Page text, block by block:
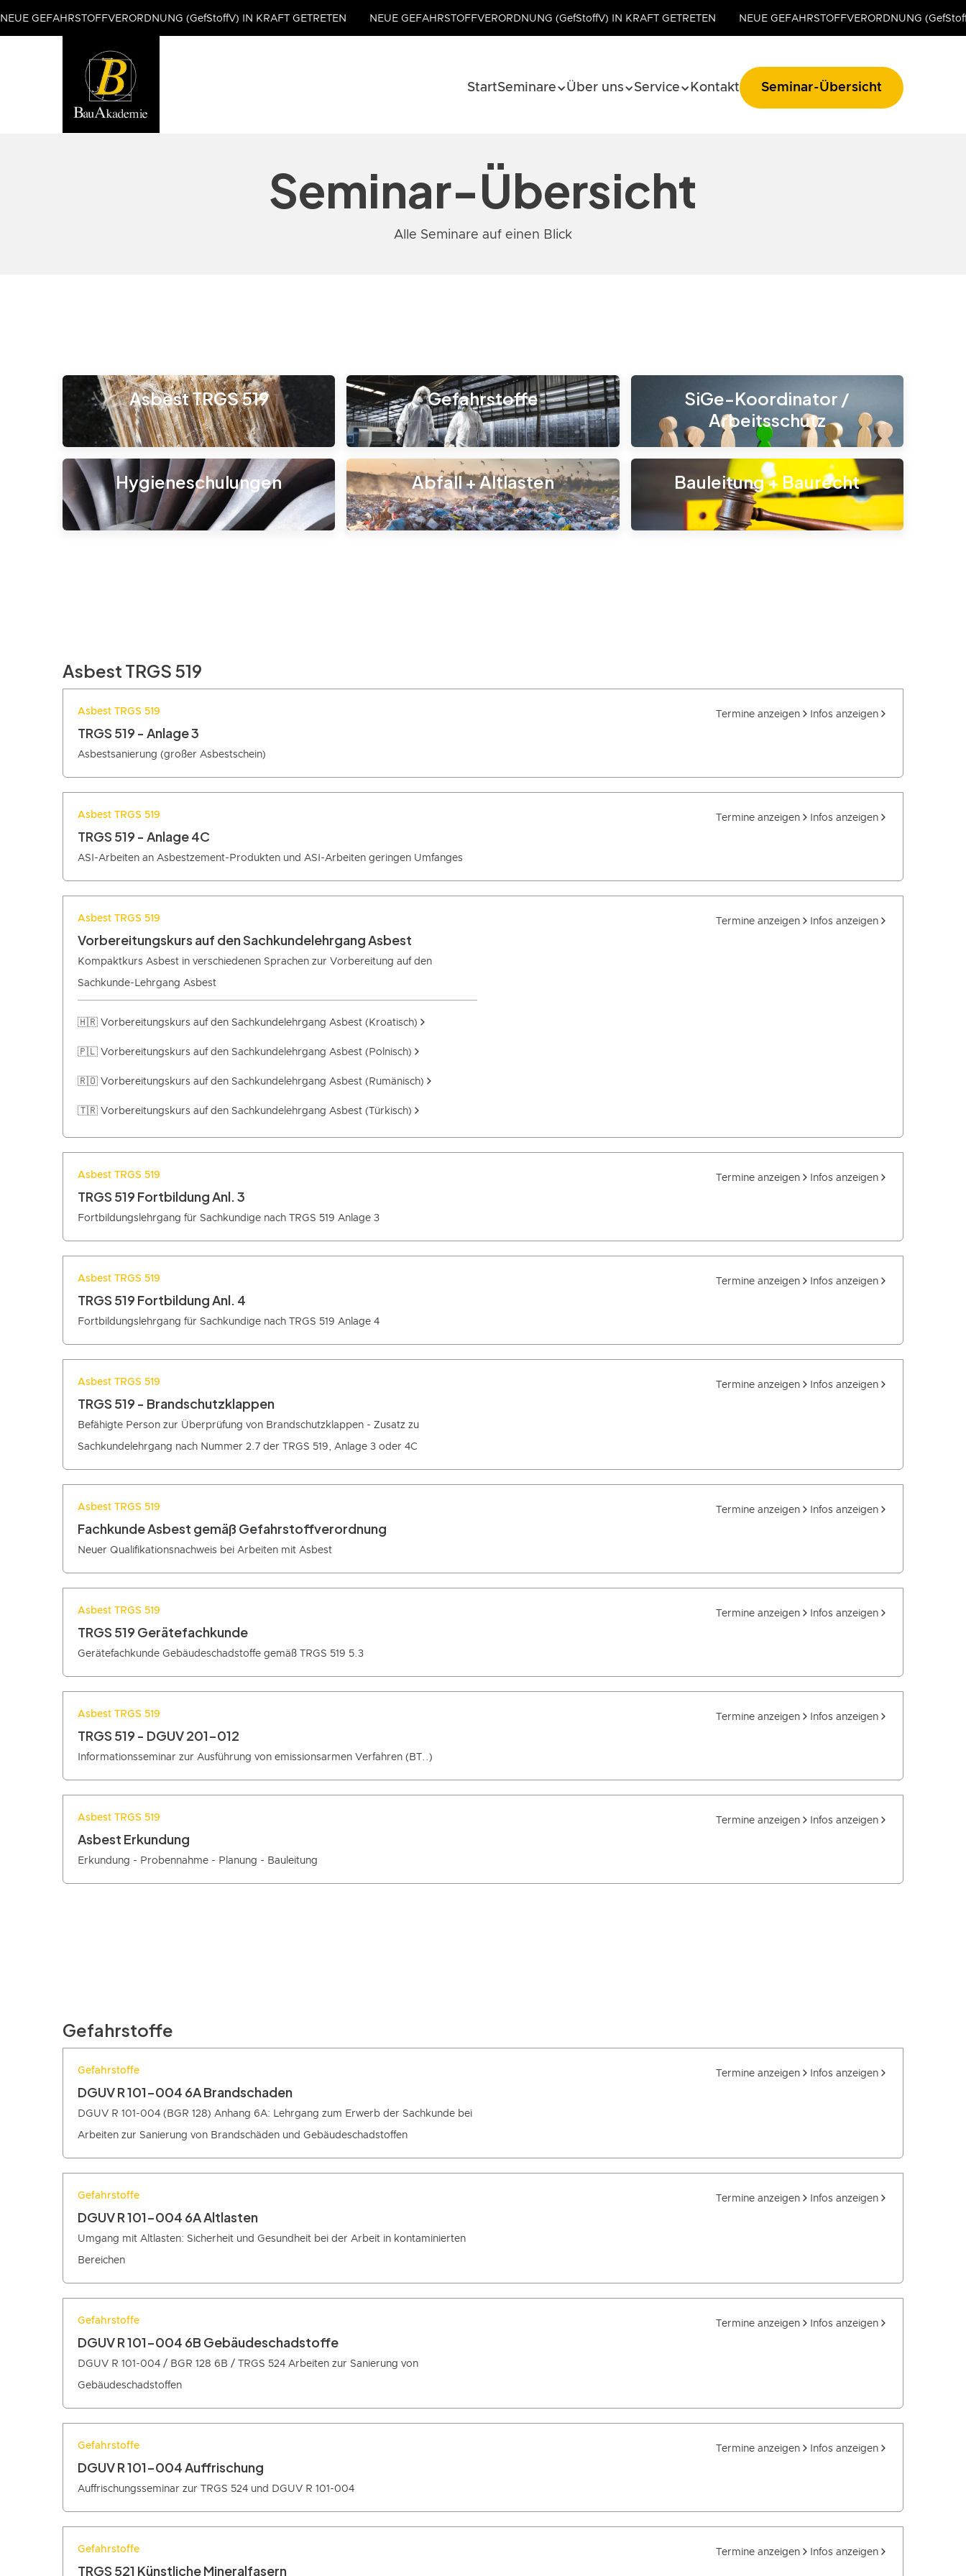
NEUE GEFAHRSTOFFVERORDNUNG (GefStoffV) IN KRAFT GETRETEN NEUE GEFAHRSTOFFVERORDNUNG (GefStoffV) IN KRAFT GETRETEN NEUE GEFAHRSTOFFVERORDNUNG
StartSeminare Über uns Service Kontakt Seminar-Übersicht
Seminar-Übersicht
Alle Seminare auf einen Blick
Asbest TRGS 519 Gefahrstoffe
SiGe-Koordinator /
Arbeitsschutz
Hygieneschulungen Abfall + Altlasten Bauleitung + Baurecht
Asbest TRGS 519
Asbest TRGS 519
TRGS 519 - Anlage 3
Asbestsanierung (großer Asbestschein)
Termine anzeigen Infos anzeigen
Asbest TRGS 519
TRGS 519 - Anlage 4C
ASI-Arbeiten an Asbestzement-Produkten und ASI-Arbeiten geringen Umfanges
Termine anzeigen Infos anzeigen
Asbest TRGS 519
Vorbereitungskurs auf den Sachkundelehrgang Asbest
Kompaktkurs Asbest in verschiedenen Sprachen zur Vorbereitung auf den
Sachkunde-Lehrgang Asbest
🇭🇷 Vorbereitungskurs auf den Sachkundelehrgang Asbest (Kroatisch)
🇵🇱 Vorbereitungskurs auf den Sachkundelehrgang Asbest (Polnisch)
🇷🇴 Vorbereitungskurs auf den Sachkundelehrgang Asbest (Rumänisch)
🇹🇷 Vorbereitungskurs auf den Sachkundelehrgang Asbest (Türkisch)
Termine anzeigen Infos anzeigen
Asbest TRGS 519
TRGS 519 Fortbildung Anl. 3
Fortbildungslehrgang für Sachkundige nach TRGS 519 Anlage 3
Termine anzeigen Infos anzeigen
Asbest TRGS 519
TRGS 519 Fortbildung Anl. 4
Fortbildungslehrgang für Sachkundige nach TRGS 519 Anlage 4
Termine anzeigen Infos anzeigen
Asbest TRGS 519
TRGS 519 - Brandschutzklappen
Befähigte Person zur Überprüfung von Brandschutzklappen - Zusatz zu
Sachkundelehrgang nach Nummer 2.7 der TRGS 519, Anlage 3 oder 4C
Termine anzeigen Infos anzeigen
Asbest TRGS 519
Fachkunde Asbest gemäß Gefahrstoffverordnung
Neuer Qualifikationsnachweis bei Arbeiten mit Asbest
Termine anzeigen Infos anzeigen
Asbest TRGS 519
TRGS 519 Gerätefachkunde
Gerätefachkunde Gebäudeschadstoffe gemäß TRGS 519 5.3
Termine anzeigen Infos anzeigen
Asbest TRGS 519
TRGS 519 - DGUV 201-012
Informationsseminar zur Ausführung von emissionsarmen Verfahren (BT..)
Termine anzeigen Infos anzeigen
Asbest TRGS 519
Asbest Erkundung
Erkundung - Probennahme - Planung - Bauleitung
Termine anzeigen Infos anzeigen
Gefahrstoffe
Gefahrstoffe
DGUV R 101-004 6A Brandschaden
DGUV R 101-004 (BGR 128) Anhang 6A: Lehrgang zum Erwerb der Sachkunde bei
Arbeiten zur Sanierung von Brandschäden und Gebäudeschadstoffen
Termine anzeigen Infos anzeigen
Gefahrstoffe
DGUV R 101-004 6A Altlasten
Umgang mit Altlasten: Sicherheit und Gesundheit bei der Arbeit in kontaminierten
Bereichen
Termine anzeigen Infos anzeigen
Gefahrstoffe
DGUV R 101-004 6B Gebäudeschadstoffe
DGUV R 101-004 / BGR 128 6B / TRGS 524 Arbeiten zur Sanierung von
Gebäudeschadstoffen
Termine anzeigen Infos anzeigen
Gefahrstoffe
DGUV R 101-004 Auffrischung
Auffrischungsseminar zur TRGS 524 und DGUV R 101-004
Termine anzeigen Infos anzeigen
Gefahrstoffe
TRGS 521 Künstliche Mineralfasern
Termine anzeigen Infos anzeigen